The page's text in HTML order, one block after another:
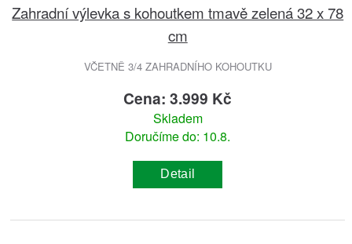
Zahradní výlevka s kohoutkem tmavě zelená 32 x 78
cm
VČETNĚ 3/4 ZAHRADNÍHO KOHOUTKU
Cena: 3.999 Kč
Skladem
Doručíme do: 10.8.
Detail